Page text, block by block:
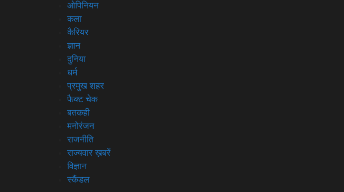
ओपिनियन
कला
कैरियर
ज्ञान
दुनिया
धर्म
प्रमुख शहर
फैक्ट चेक
बतकही
मनोरंजन
राजनीति
राज्यवार ख़बरें
विज्ञान
स्कैंडल